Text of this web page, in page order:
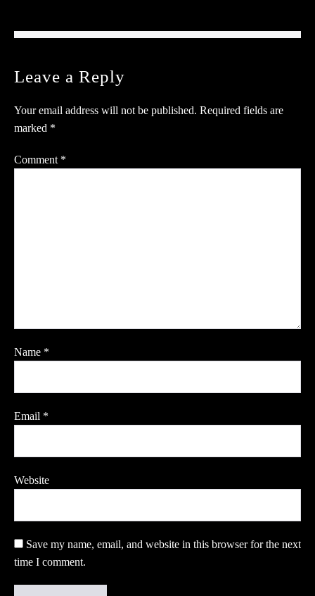
Leave a Reply
Your email address will not be published. Required fields are
marked *
Comment *
Name *
Email *
Website
Save my name, email, and website in this browser for the next
time I comment.